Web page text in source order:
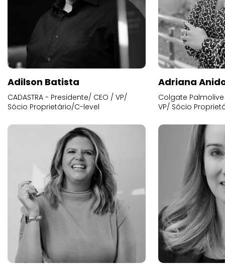
Adilson Batista
CADASTRA - Presidente/ CEO / VP/
Sócio Proprietário/C-level
Adriana
Colgate
VP/ Sócio